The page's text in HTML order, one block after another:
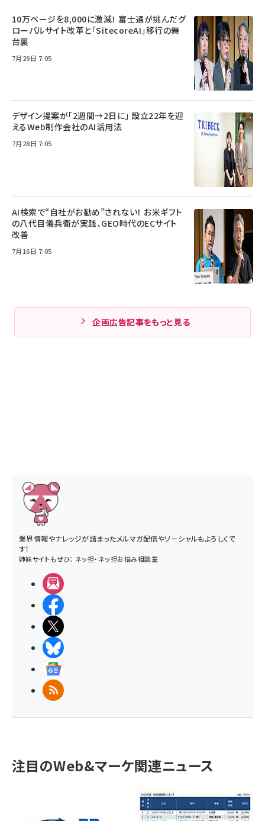
10万ページを8,000に激減！ 富士通が挑んだグ
ローバルサイト改革と「SitecoreAI」移行の舞
台裏
7月29日 7:05
デザイン提案が「2週間→2日に」 設立22年を迎
えるWeb制作会社のAI活用法
7月28日 7:05
AI検索で“自社がお勧め”されない！ お米ギフト
の八代目儀兵衛が実践、GEO時代のECサイト
改善
7月16日 7:05
企画広告記事をもっと見る
業界情報やナレッジが詰まったメルマガ配信やソーシャルもよろしくで
す！
姉妹サイトもぜひ： ネッ担・ ネッ担お悩み相談室
RSS
注目のWeb&マーケ関連ニュース